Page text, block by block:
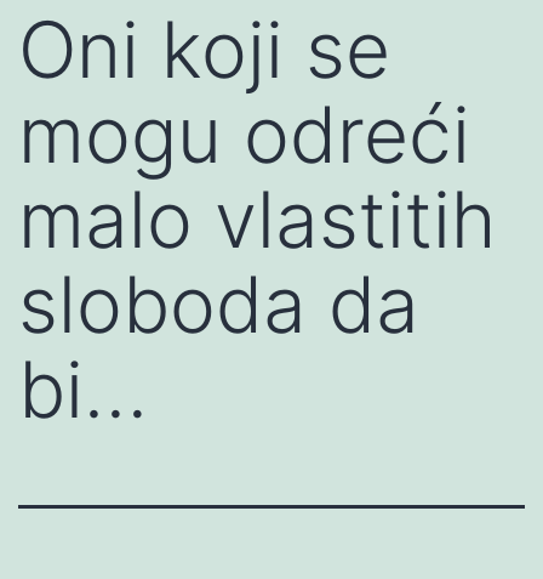
Oni koji se
mogu odreći
malo vlastitih
sloboda da
bi…